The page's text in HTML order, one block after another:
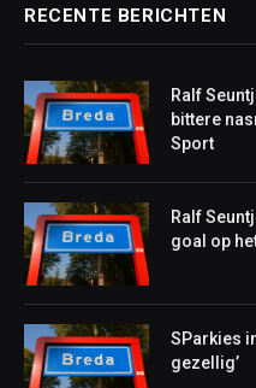
RECENTE BERICHTEN
Ralf
bittere
Sport
Ralf
goal op
SParkies
gezellig’